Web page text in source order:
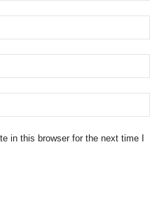
in this browser for the next time I